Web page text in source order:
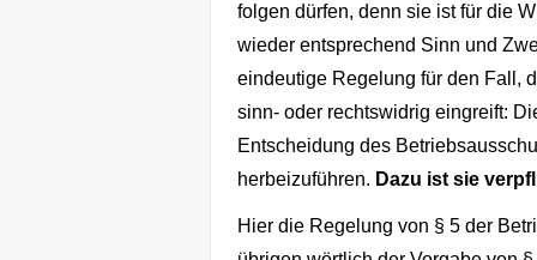
folgen dürfen, denn sie ist für die
wieder entsprechend Sinn und
eindeutige Regelung für den Fall,
sinn- oder rechtswidrig eingreift:
Entscheidung des
herbeizuführen. Dazu ist sie
Hier die Regelung von § 5 der